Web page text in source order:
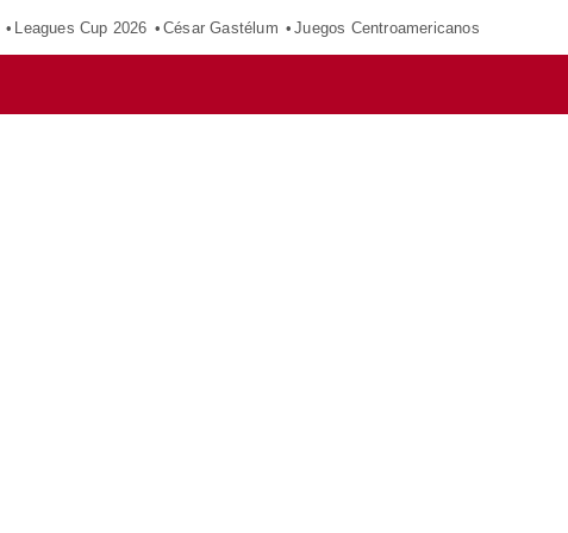
Leagues Cup 2026 César Gastélum Juegos Centroamericanos